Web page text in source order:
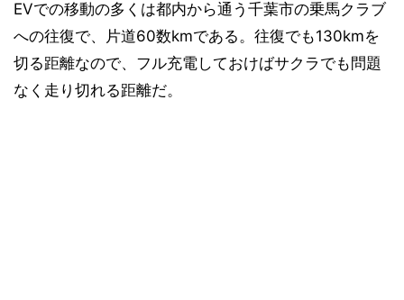
EVでの移動の多くは都内から通う千葉市の乗馬クラブ
への往復で、片道60数kmである。往復でも130kmを
切る距離なので、フル充電しておけばサクラでも問題
なく走り切れる距離だ。